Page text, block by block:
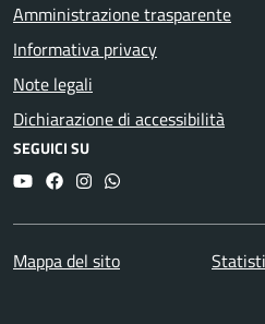
Amministrazione trasparente
Informativa privacy
Note legali
Dichiarazione di accessibilità
SEGUICI SU
YouTubeFacebookInstagram
Whatsapp
Mappa del sito